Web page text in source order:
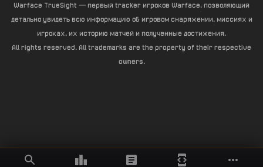
Warface TrueSight — первый tracker игроков Warface, позволяющий
детально увидеть всю информацию об игровом снаряжении, миссиях и
игроках, их историю матчей и полученные достижения.
All rights reserved. All trademarks are the property of their respective
owners.